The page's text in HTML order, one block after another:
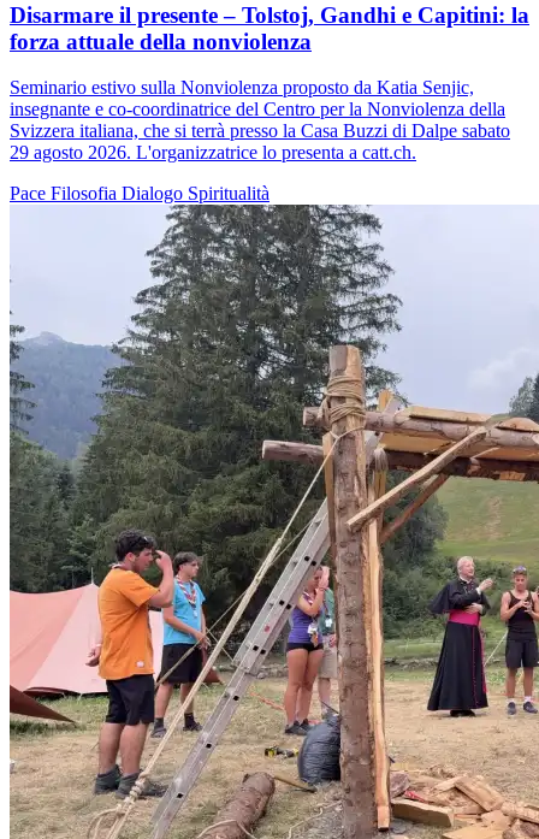
Disarmare il presente – Tolstoj, Gandhi e Capitini: la
forza attuale della nonviolenza
Seminario estivo sulla Nonviolenza proposto da Katia Senjic,
insegnante e co-coordinatrice del Centro per la Nonviolenza della
Svizzera italiana, che si terrà presso la Casa Buzzi di Dalpe sabato
29 agosto 2026. L'organizzatrice lo presenta a catt.ch.
Pace Filosofia Dialogo Spiritualità